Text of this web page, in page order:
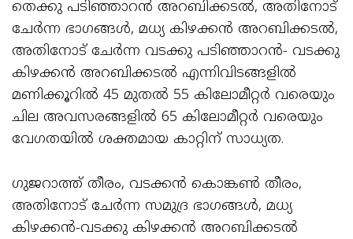
തെക്കു പടിഞ്ഞാറൻ അറബിക്കടൽ, അതിനോട്
ചേർന്ന ഭാഗങ്ങൾ, മധ്യ കിഴക്കൻ അറബിക്കടൽ,
അതിനോട് ചേർന്ന വടക്കു പടിഞ്ഞാറൻ- വടക്കു
കിഴക്കൻ അറബിക്കടൽ എന്നിവിടങ്ങളിൽ
മണിക്കൂറിൽ 45 മുതൽ 55 കിലോമീറ്റർ വരെയും
ചില അവസരങ്ങളിൽ 65 കിലോമീറ്റർ വരെയും
വേഗതയിൽ ശക്തമായ കാറ്റിന് സാധ്യത.
ഗുജറാത്ത് തീരം, വടക്കൻ കൊങ്കൺ തീരം,
അതിനോട് ചേർന്ന സമുദ്ര ഭാഗങ്ങൾ, മധ്യ
കിഴക്കൻ-വടക്കു കിഴക്കൻ അറബിക്കടൽ